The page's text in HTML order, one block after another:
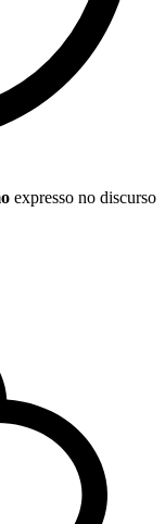
expresso no discurso